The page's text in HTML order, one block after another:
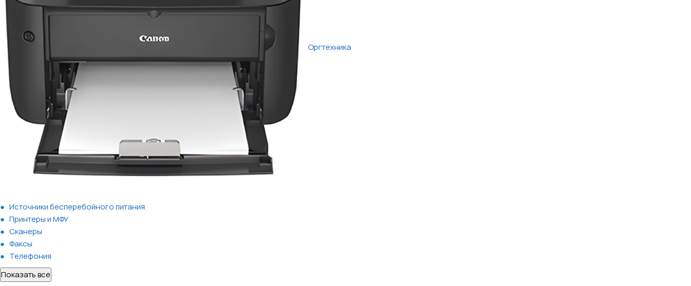
Оргтехника
Источники бесперебойного питания
Принтеры и МФУ
Сканеры
Факсы
Телефония
Показать все